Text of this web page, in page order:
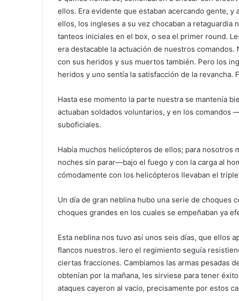
ellos. Era evidente que estaban acercando gente,
ellos, los ingleses a su vez chocaban a retaguardia
tanteos iniciales en el box, o sea el primer round.
era destacable la actuación de nuestros
con sus heridos y sus muertos también. Pero los
heridos y uno sentía la satisfacción de la revancha.
Hasta ese momento la parte nuestra se mantenía
actuaban soldados voluntarios, y en los
suboficiales.
Había muchos helicópteros de ellos; para nosotros
noches sin parar—bajo el fuego y con la carga al
cómodamente con los helicópteros llevaban el
Un día de gran neblina hubo una serie de choques
choques grandes en los cuales se empeñaban ya
Esta neblina nos tuvo así unos seis días, que ellos
flancos nuestros. lero el regimiento seguía
ciertas fracciones. Cambiamos las armas pesadas
obtenían por la mañana, les sirviese para tener
ataques cayeron al vacío, precisamente por estos